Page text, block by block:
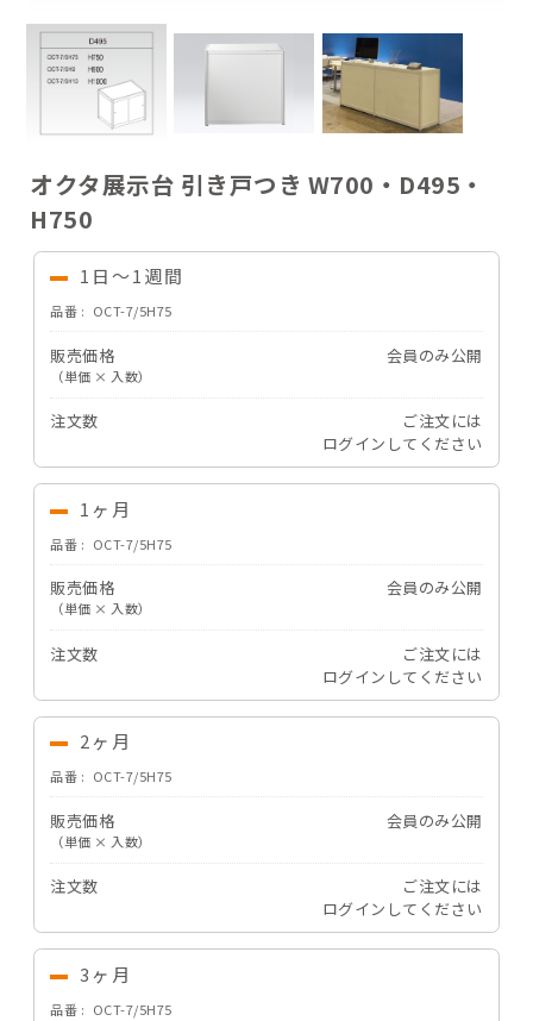
よくあるご質問
オクタ展示台 引き戸つき W700・D495・
H750
1日～1週間
品番 OCT-7/5H75
販売価格
（単価 × 入数）
会員のみ公開
注文数
ご注文には
ログイン してください
1ヶ月
品番 OCT-7/5H75
販売価格
（単価 × 入数）
会員のみ公開
注文数
ご注文には
ログイン してください
2ヶ月
品番 OCT-7/5H75
販売価格
（単価 × 入数）
会員のみ公開
注文数
ご注文には
ログイン してください
3ヶ月
品番 OCT-7/5H75